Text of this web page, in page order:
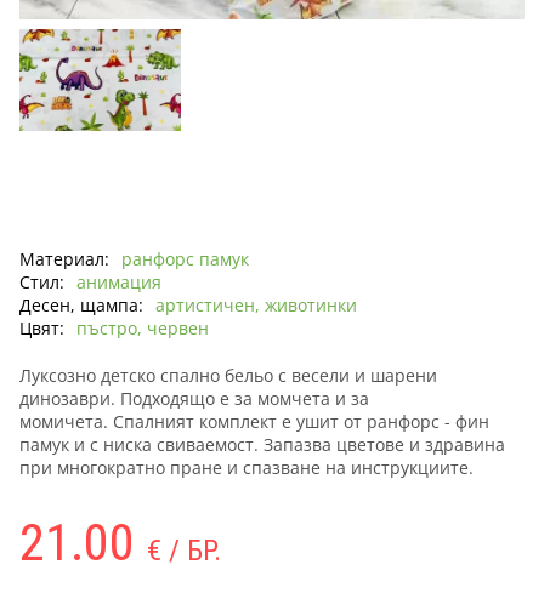
Материал:
ранфорс памук
Стил: анимация
Десен, щампа: артистичен, животинки
Цвят:
пъстро, червен
Луксозно детско спално бельо с весели и шарени
динозаври. Подходящо е за момчета и за
момичета. Спалният комплект е ушит от ранфорс - фин
памук и с ниска свиваемост. Запазва цветове и здравина
при многократно пране и спазване на инструкциите.
21.00 € / БР.